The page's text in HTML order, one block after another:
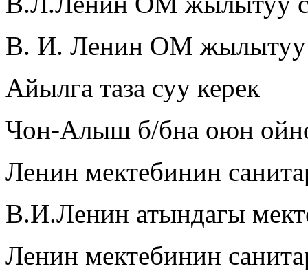
В. И. Ленин ОМ жылытуу
Айылга таза суу керек
Чон-Алыш б/бна оюн
Ленин мектебинин
В.И.Ленин атындагы
Ленин мектебинин